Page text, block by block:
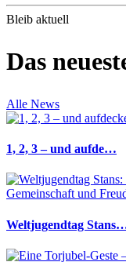
Bleib aktuell
Das
Alle News
1, 2, 3 – und aufde…
Weltjugendtag